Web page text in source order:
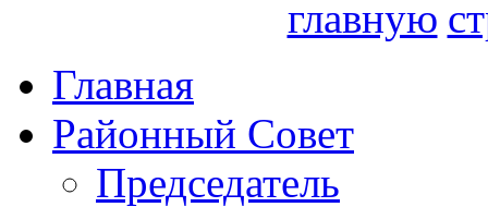
Главная
Районный Совет
Председатель